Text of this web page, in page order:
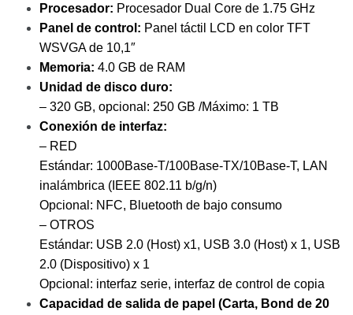
Procesador: Procesador Dual Core de 1.75 GHz
Panel de control: Panel táctil LCD en color TFT
WSVGA de 10,1″
Memoria: 4.0 GB de RAM
Unidad de disco duro:
– 320 GB, opcional: 250 GB /Máximo: 1 TB
Conexión de interfaz:
– RED
Estándar: 1000Base-T/100Base-TX/10Base-T, LAN
inalámbrica (IEEE 802.11 b/g/n)
Opcional: NFC, Bluetooth de bajo consumo
– OTROS
Estándar: USB 2.0 (Host) x1, USB 3.0 (Host) x 1, USB
2.0 (Dispositivo) x 1
Opcional: interfaz serie, interfaz de control de copia
Capacidad de salida de papel (Carta, Bond de 20